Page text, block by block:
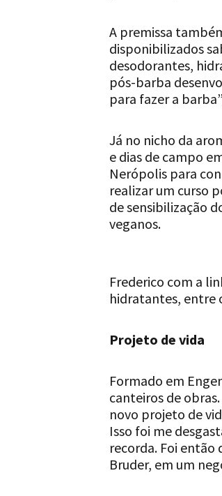
A premissa
disponibilizados
desodorantes,
pós-barba
para fazer a
Já no nicho da
e dias de campo
Nerópolis para
realizar um curso
de sensibilização
veganos.
Frederico com a
hidratantes, entre
Projeto de vida
Formado em
canteiros de
novo projeto de
Isso foi me
recorda. Foi então
Bruder, em um